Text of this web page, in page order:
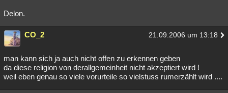
Delon.
CO_2 21.09.2006 um 13:18
man kann sich ja auch nicht offen zu erkennen geben
da diese religion von derallgemeinheit nicht akzeptiert wird !
weil eben genau so viele vorurteile so vielstuss rumerzählt wird ....